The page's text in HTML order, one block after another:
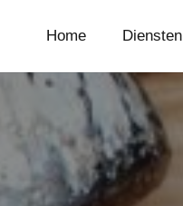
Home Diensten